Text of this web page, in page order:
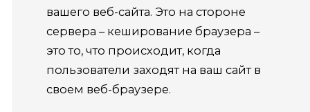
вашего веб-сайта. Это на стороне
сервера – кеширование браузера –
это то, что происходит, когда
пользователи заходят на ваш сайт в
своем веб-браузере.